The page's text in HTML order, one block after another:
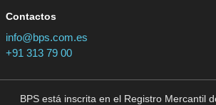
Contactos
info@bps.com.es
+91 313 79 00
BPS está inscrita en el Registro Mercantil